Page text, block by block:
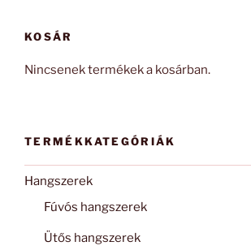
változatok
választhatók
KOSÁR
Nincsenek termékek a kosárban.
TERMÉKKATEGÓRIÁK
Hangszerek
Fúvós hangszerek
Ütős hangszerek